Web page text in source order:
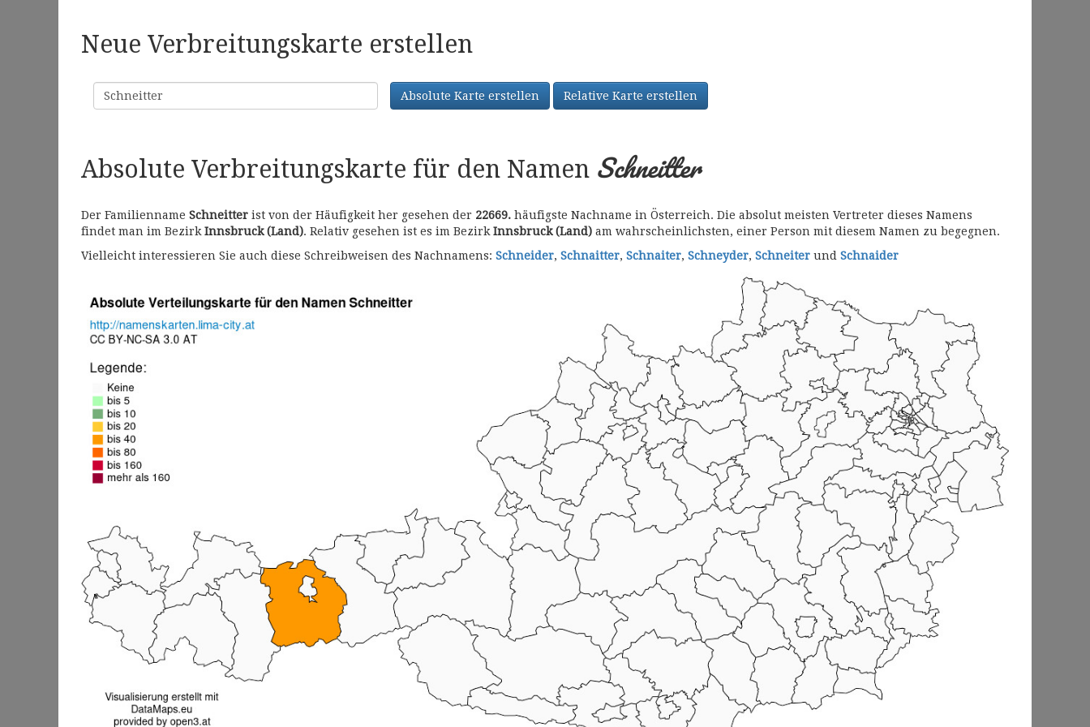
Neue Verbreitungskarte erstellen
Familienname Absolute Karte erstellen Relative Karte erstellen
Absolute Verbreitungskarte für den Namen Schneitter
Der Familienname Schneitter ist von der Häufigkeit her gesehen der 22669. häufigste Nachname in Österreich. Die absolut meisten Vertreter dieses Namens
findet man im BezirkInnsbruck (Land). Relativ gesehen ist es im BezirkInnsbruck (Land) am wahrscheinlichsten, einer Person mit diesem Namen zu begegnen.
Vielleicht interessieren Sie auch diese Schreibweisen des Nachnamens: Schneider, Schnaitter, Schnaiter, Schneyder, Schneiter und Schnaider